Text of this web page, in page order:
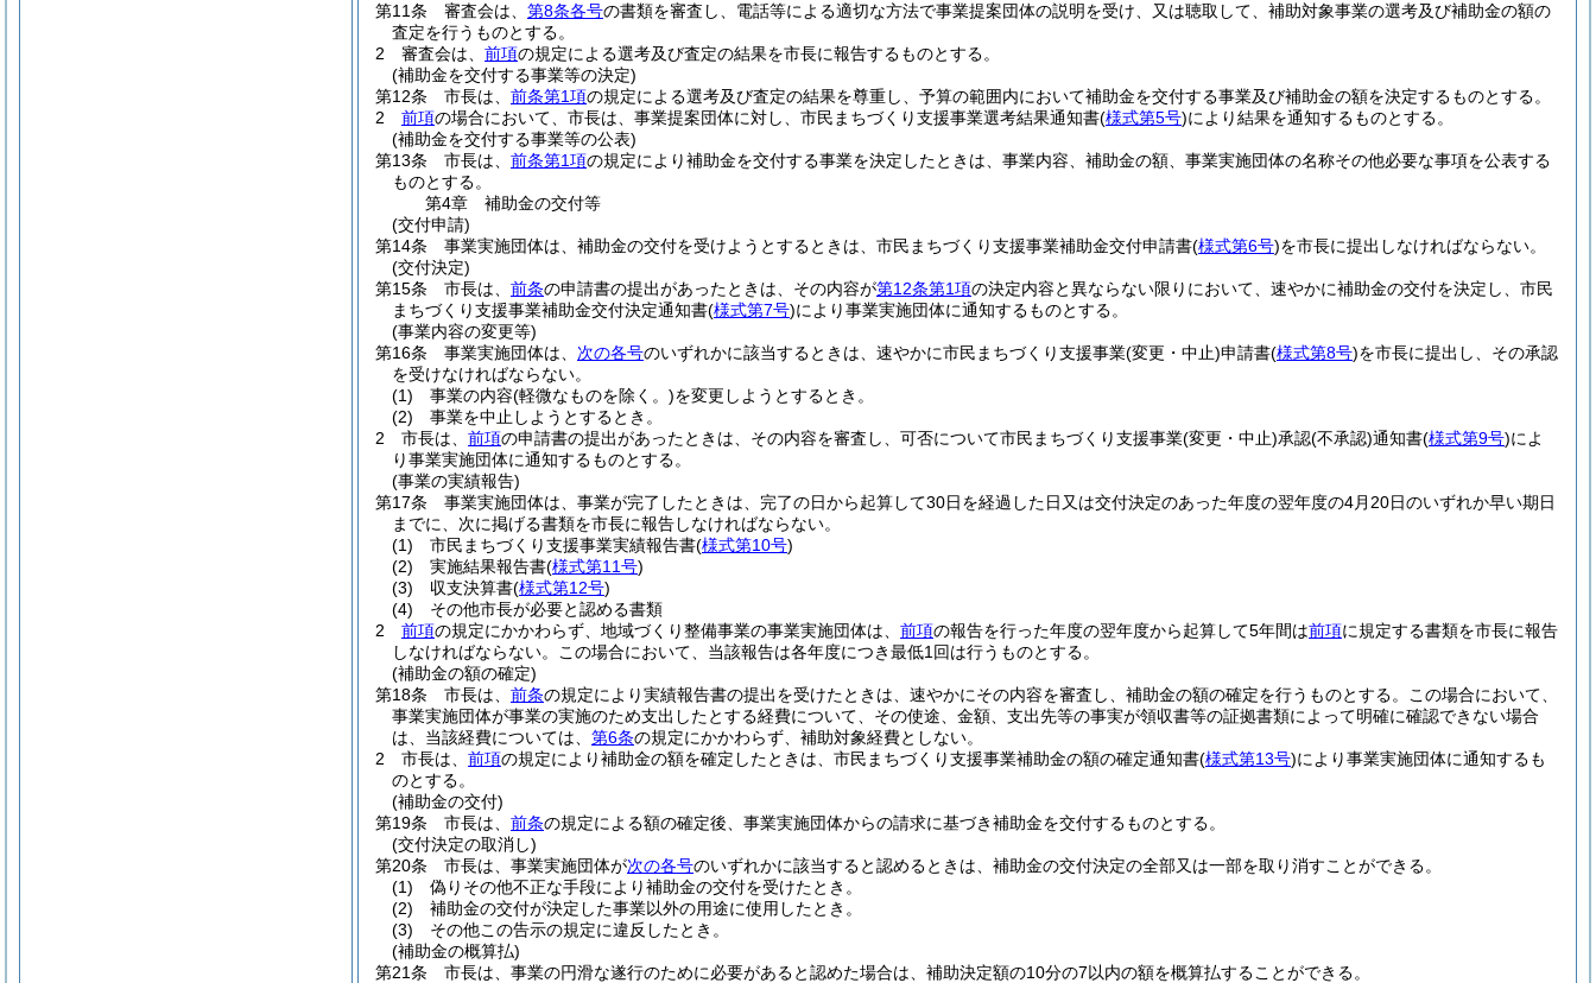
第11条
審査会は、 第8条各号の書類を審査し、電話等による適切な方法で事業提案団体の説明を受け、又は聴取して、補助対象事業の選考及び補助金の額の
査定を行うものとする。
2
審査会は、 前項の規定による選考及び査定の結果を市長に報告するものとする。
(補助金を交付する事業等の決定)
第12条
市長は、 前条第1項の規定による選考及び査定の結果を尊重し、予算の範囲内において補助金を交付する事業及び補助金の額を決定するものとする。
2
前項の場合において、市長は、事業提案団体に対し、市民まちづくり支援事業選考結果通知書(様式第5号)により結果を通知するものとする。
(補助金を交付する事業等の公表)
第13条
市長は、 前条第1項の規定により補助金を交付する事業を決定したときは、事業内容、補助金の額、事業実施団体の名称その他必要な事項を公表する
ものとする。
第4章
補助金の交付等
(交付申請)
第14条
事業実施団体は、補助金の交付を受けようとするときは、市民まちづくり支援事業補助金交付申請書(様式第6号)を市長に提出しなければならない。
(交付決定)
第15条
市長は、 前条の申請書の提出があったときは、その内容が第12条第1項の決定内容と異ならない限りにおいて、速やかに補助金の交付を決定し、市民
まちづくり支援事業補助金交付決定通知書(様式第7号)により事業実施団体に通知するものとする。
(事業内容の変更等)
第16条
事業実施団体は、 次の各号のいずれかに該当するときは、速やかに市民まちづくり支援事業(変更・中止)申請書(様式第8号)を市長に提出し、その承認
を受けなければならない。
(1)
事業の内容(軽微なものを除く。)を変更しようとするとき。
(2)
事業を中止しようとするとき。
2
市長は、 前項の申請書の提出があったときは、その内容を審査し、可否について市民まちづくり支援事業(変更・中止)承認(不承認)通知書(様式第9号)によ
り事業実施団体に通知するものとする。
(事業の実績報告)
第17条
事業実施団体は、事業が完了したときは、完了の日から起算して30日を経過した日又は交付決定のあった年度の翌年度の4月20日のいずれか早い期日
までに、次に掲げる書類を市長に報告しなければならない。
(1)
市民まちづくり支援事業実績報告書(様式第10号)
(2)
実施結果報告書(様式第11号)
(3)
収支決算書(様式第12号)
(4)
その他市長が必要と認める書類
2
前項の規定にかかわらず、地域づくり整備事業の事業実施団体は、 前項の報告を行った年度の翌年度から起算して5年間は前項に規定する書類を市長に報告
しなければならない。
この場合において、当該報告は各年度につき最低1回は行うものとする。
(補助金の額の確定)
第18条
市長は、 前条の規定により実績報告書の提出を受けたときは、速やかにその内容を審査し、補助金の額の確定を行うものとする。
この場合において、
事業実施団体が事業の実施のため支出したとする経費について、その使途、金額、支出先等の事実が領収書等の証拠書類によって明確に確認できない場合
は、当該経費については、 第6条の規定にかかわらず、補助対象経費としない。
2
市長は、 前項の規定により補助金の額を確定したときは、市民まちづくり支援事業補助金の額の確定通知書(様式第13号)により事業実施団体に通知するも
のとする。
(補助金の交付)
第19条
市長は、 前条の規定による額の確定後、事業実施団体からの請求に基づき補助金を交付するものとする。
(交付決定の取消し)
第20条
市長は、事業実施団体が次の各号のいずれかに該当すると認めるときは、補助金の交付決定の全部又は一部を取り消すことができる。
(1)
偽りその他不正な手段により補助金の交付を受けたとき。
(2)
補助金の交付が決定した事業以外の用途に使用したとき。
(3)
その他この告示の規定に違反したとき。
(補助金の概算払)
第21条
市長は、事業の円滑な遂行のために必要があると認めた場合は、補助決定額の10分の7以内の額を概算払することができる。